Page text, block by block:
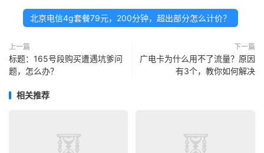
北京电信4g套餐79元，200分钟，超出部分怎么计价？
上一篇
标题：165号段购买遭遇坑爹问
题，怎么办？
下一篇
广电卡为什么用不了流量？原因
有3个，教你如何解决
相关推荐